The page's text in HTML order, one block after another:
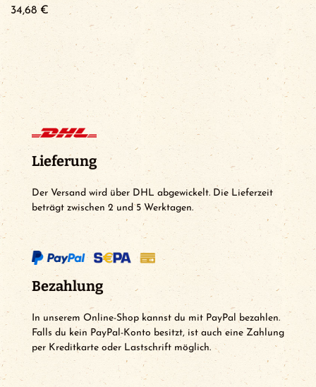
34,68 €
Lieferung
Der Versand wird über DHL abgewickelt. Die Lieferzeit
beträgt zwischen 2 und 5 Werktagen.
Bezahlung
In unserem Online-Shop kannst du mit PayPal bezahlen.
Falls du kein PayPal-Konto besitzt, ist auch eine Zahlung
per Kreditkarte oder Lastschrift möglich.